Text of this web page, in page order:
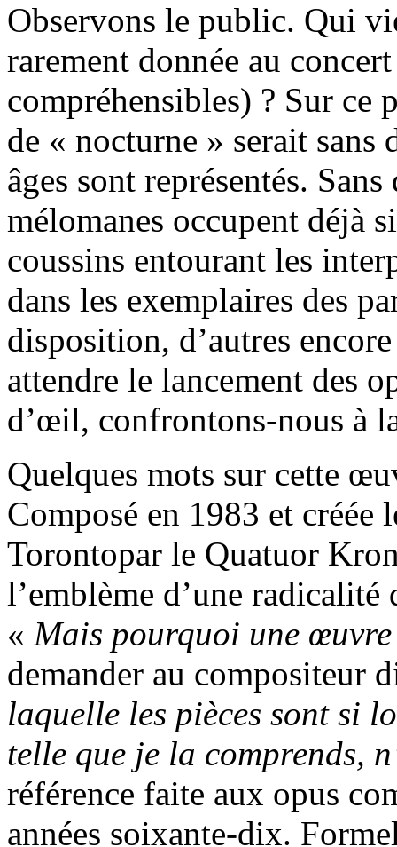
Observons le public. Qui
rarement donnée au
compréhensibles) ? Sur ce
de « nocturne » serait
âges sont représentés.
mélomanes occupent déjà
coussins entourant les
dans les exemplaires des
disposition, d’autres
attendre le lancement des
d’œil, confrontons-nous à
Quelques mots sur cette
Composé en 1983 et créée
Torontopar le Quatuor
l’emblème d’une
« Mais pourquoi une
demander au compositeur
laquelle les pièces sont si
telle que je la comprends,
référence faite aux opus
années soixante-dix.